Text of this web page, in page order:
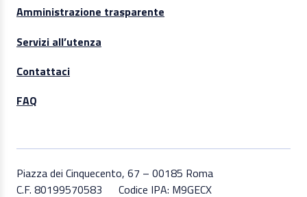
Amministrazione trasparente
Servizi all’utenza
Contattaci
FAQ
Piazza dei Cinquecento, 67 – 00185 Roma
C.F. 80199570583
Codice IPA: M9GECX